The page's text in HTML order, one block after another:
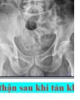
Để Sỏi